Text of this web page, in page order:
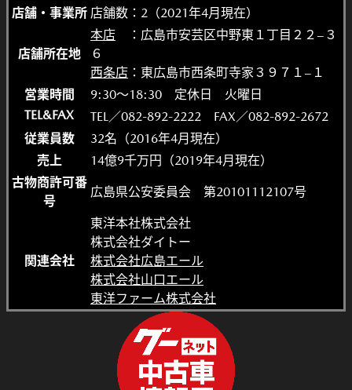
店舗・事業所 店舗数：2（2021年4月現在）
店舗所在地
本店 ：広島市安芸区中野東１丁目２２−３
６
西条店 ：東広島市西条町寺家３９７１−１
営業時間
9:30〜18:30 定休日 火曜日
TEL&FAX
TEL／082-892-2222 FAX／082-892-2672
従業員数
32名（2016年4月現在）
売上
14億9千万円（2019年4月現在）
古物商許可番
号
広島県公安委員会 第20101112107号
関連会社
東洋本社株式会社
株式会社ダイトー
株式会社広島エール
株式会社山口エール
東洋ファーム株式会社